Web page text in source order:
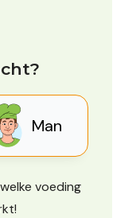
Man
voeding